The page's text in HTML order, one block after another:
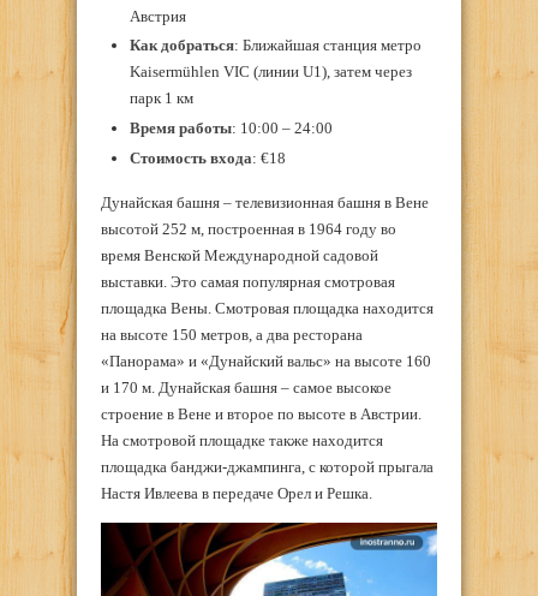
Австрия
Как добраться: Ближайшая станция метро
Kaisermühlen VIC (линии U1), затем через
парк 1 км
Время работы: 10:00 – 24:00
Стоимость входа: €18
Дунайская башня – телевизионная башня в Вене
высотой 252 м, построенная в 1964 году во
время Венской Международной садовой
выставки. Это самая популярная смотровая
площадка Вены. Смотровая площадка находится
на высоте 150 метров, а два ресторана
«Панорама» и «Дунайский вальс» на высоте 160
и 170 м. Дунайская башня – самое высокое
строение в Вене и второе по высоте в Австрии.
На смотровой площадке также находится
площадка банджи-джампинга, с которой прыгала
Настя Ивлеева в передаче Орел и Решка.